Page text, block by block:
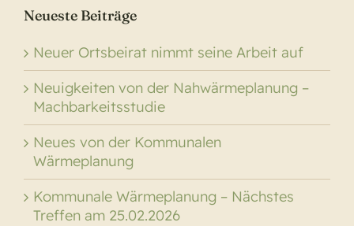
Neueste Beiträge
Neuer Ortsbeirat nimmt seine Arbeit auf
Neuigkeiten von der Nahwärmeplanung –
Machbarkeitsstudie
Neues von der Kommunalen
Wärmeplanung
Kommunale Wärmeplanung – Nächstes
Treffen am 25.02.2026